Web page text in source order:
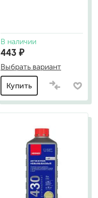
В наличии
443 ₽
Выбрать вариант
Купить